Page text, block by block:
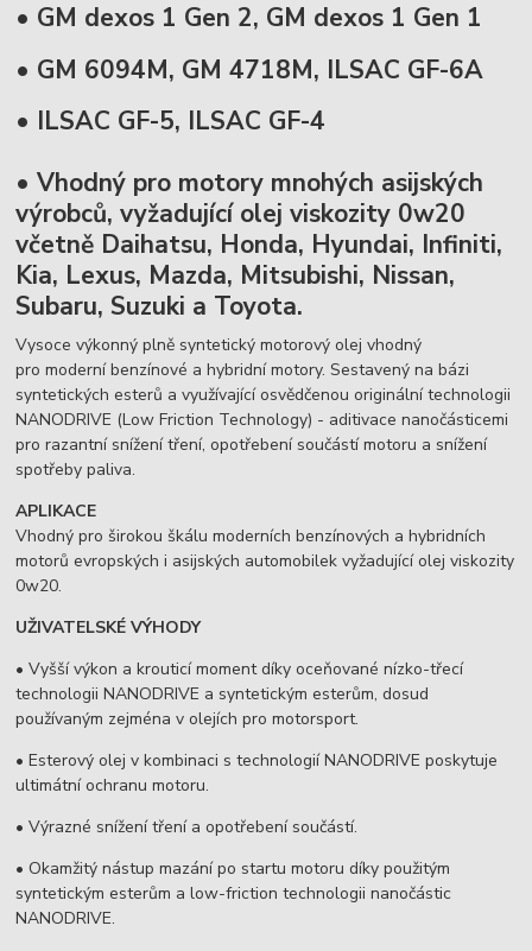
• GM dexos 1 Gen 2, GM dexos 1 Gen 1
• GM 6094M, GM 4718M, ILSAC GF-6A
• ILSAC GF-5, ILSAC GF-4
• Vhodný pro motory mnohých asijských
výrobců, vyžadující olej viskozity 0w20
včetně Daihatsu, Honda, Hyundai, Infiniti,
Kia, Lexus, Mazda, Mitsubishi, Nissan,
Subaru, Suzuki a Toyota.
Vysoce výkonný plně syntetický motorový olej vhodný
pro moderní benzínové a hybridní motory. Sestavený na bázi
syntetických esterů a využívající osvědčenou originální technologii
NANODRIVE (Low Friction Technology) - aditivace nanočásticemi
pro razantní snížení tření, opotřebení součástí motoru a snížení
spotřeby paliva.
APLIKACE
Vhodný pro širokou škálu moderních benzínových a hybridních
motorů evropských i asijských automobilek vyžadující olej viskozity
0w20.
UŽIVATELSKÉ VÝHODY
• Vyšší výkon a krouticí moment díky oceňované nízko-třecí
technologii NANODRIVE a syntetickým esterům, dosud
používaným zejména v olejích pro motorsport.
• Esterový olej v kombinaci s technologií NANODRIVE poskytuje
ultimátní ochranu motoru.
• Výrazné snížení tření a opotřebení součástí.
• Okamžitý nástup mazání po startu motoru díky použitým
syntetickým esterům a low-friction technologii nanočástic
NANODRIVE.